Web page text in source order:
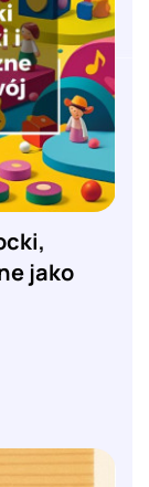
jako